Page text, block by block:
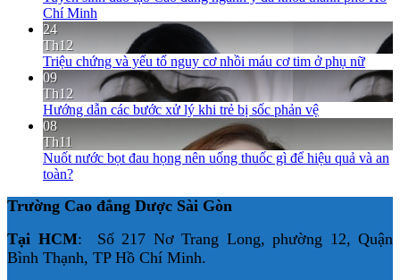
Chí Minh
24
Th12
Triệu chứng và yếu tố nguy cơ nhồi máu cơ tim ở phụ nữ
09
Th12
Hướng dẫn các bước xử lý khi trẻ bị sốc phản vệ
08
Th11
Nuốt nước bọt đau họng nên uống thuốc gì để hiệu quả và an
toàn?
Trường Cao đẳng Dược Sài Gòn
Tại HCM: Số 217 Nơ Trang Long, phường 12, Quận
Bình Thạnh, TP Hồ Chí Minh.